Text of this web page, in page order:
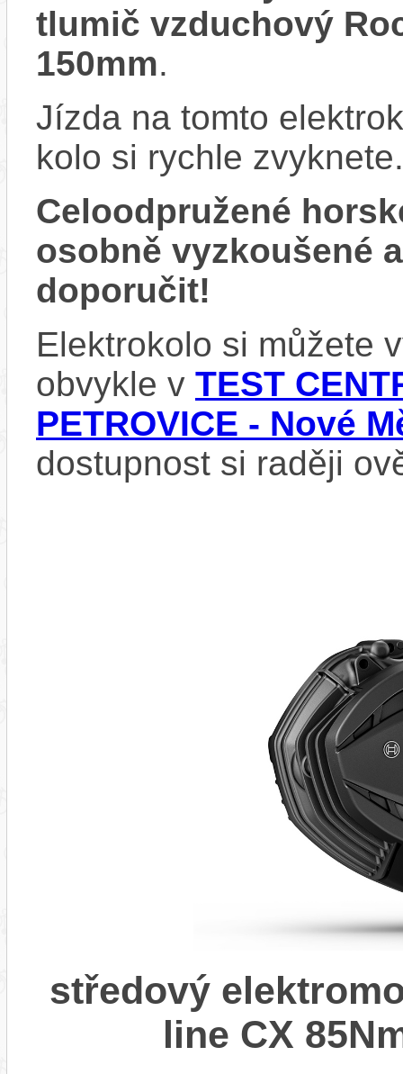
tlumič vzduchový
150mm.
Jízda na tomto
kolo si rychle zvyknete.
Celoodpružené
osobně vyzkoušené
doporučit!
Elektrokolo si můžete
obvykle v TEST
PETROVICE - Nové
dostupnost si raději
středový
line CX